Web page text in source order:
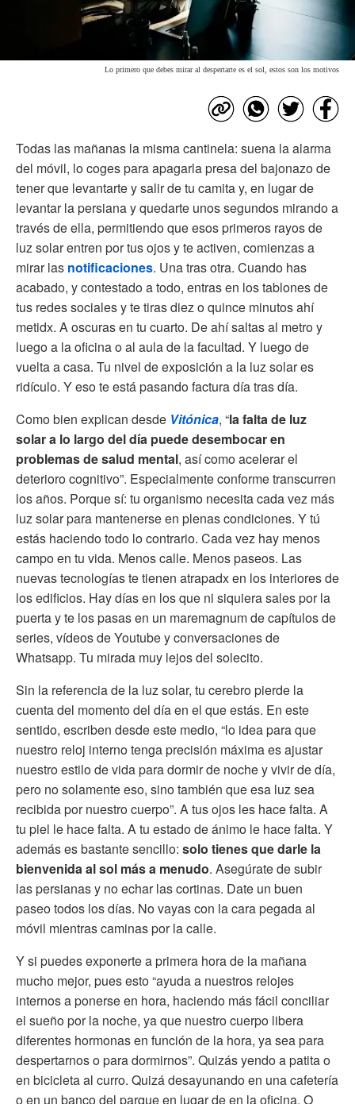
Lo primero que debes mirar al despertarte es el sol, estos son los motivos
Todas las mañanas la misma cantinela: suena la alarma
del móvil, lo coges para apagarla presa del bajonazo de
tener que levantarte y salir de tu camita y, en lugar de
levantar la persiana y quedarte unos segundos mirando a
través de ella, permitiendo que esos primeros rayos de
luz solar entren por tus ojos y te activen, comienzas a
mirar las notificaciones. Una tras otra. Cuando has
acabado, y contestado a todo, entras en los tablones de
tus redes sociales y te tiras diez o quince minutos ahí
metidx. A oscuras en tu cuarto. De ahí saltas al metro y
luego a la oficina o al aula de la facultad. Y luego de
vuelta a casa. Tu nivel de exposición a la luz solar es
ridículo. Y eso te está pasando factura día tras día.
Como bien explican desde Vitónica, “la falta de luz
solar a lo largo del día puede desembocar en
problemas de salud mental, así como acelerar el
deterioro cognitivo”. Especialmente conforme transcurren
los años. Porque sí: tu organismo necesita cada vez más
luz solar para mantenerse en plenas condiciones. Y tú
estás haciendo todo lo contrario. Cada vez hay menos
campo en tu vida. Menos calle. Menos paseos. Las
nuevas tecnologías te tienen atrapadx en los interiores de
los edificios. Hay días en los que ni siquiera sales por la
puerta y te los pasas en un maremagnum de capítulos de
series, vídeos de Youtube y conversaciones de
Whatsapp. Tu mirada muy lejos del solecito.
Sin la referencia de la luz solar, tu cerebro pierde la
cuenta del momento del día en el que estás. En este
sentido, escriben desde este medio, “lo idea para que
nuestro reloj interno tenga precisión máxima es ajustar
nuestro estilo de vida para dormir de noche y vivir de día,
pero no solamente eso, sino también que esa luz sea
recibida por nuestro cuerpo”. A tus ojos les hace falta. A
tu piel le hace falta. A tu estado de ánimo le hace falta. Y
además es bastante sencillo: solo tienes que darle la
bienvenida al sol más a menudo. Asegúrate de subir
las persianas y no echar las cortinas. Date un buen
paseo todos los días. No vayas con la cara pegada al
móvil mientras caminas por la calle.
Y si puedes exponerte a primera hora de la mañana
mucho mejor, pues esto “ayuda a nuestros relojes
internos a ponerse en hora, haciendo más fácil conciliar
el sueño por la noche, ya que nuestro cuerpo libera
diferentes hormonas en función de la hora, ya sea para
despertarnos o para dormirnos”. Quizás yendo a patita o
en bicicleta al curro. Quizá desayunando en una cafetería
o en un banco del parque en lugar de en la oficina. O